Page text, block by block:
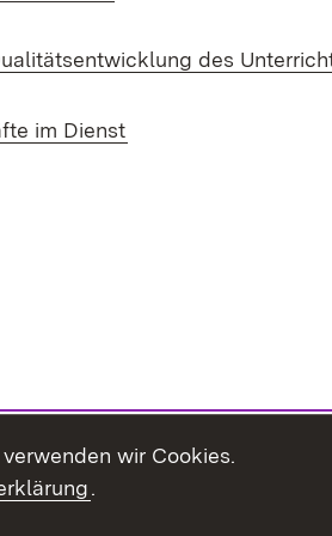
des
im Dienst
wir Cookies.
.